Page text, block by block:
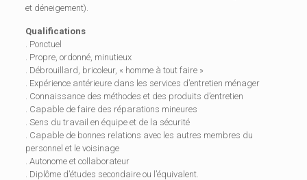
et déneigement).
Qualifications
. Ponctuel
. Propre, ordonné, minutieux
. Débrouillard, bricoleur, « homme à tout faire »
. Expérience antérieure dans les services d’entretien ménager
. Connaissance des méthodes et des produits d’entretien
. Capable de faire des réparations mineures
. Sens du travail en équipe et de la sécurité
. Capable de bonnes relations avec les autres membres du
personnel et le voisinage
. Autonome et collaborateur
. Diplôme d’études secondaire ou l’équivalent.